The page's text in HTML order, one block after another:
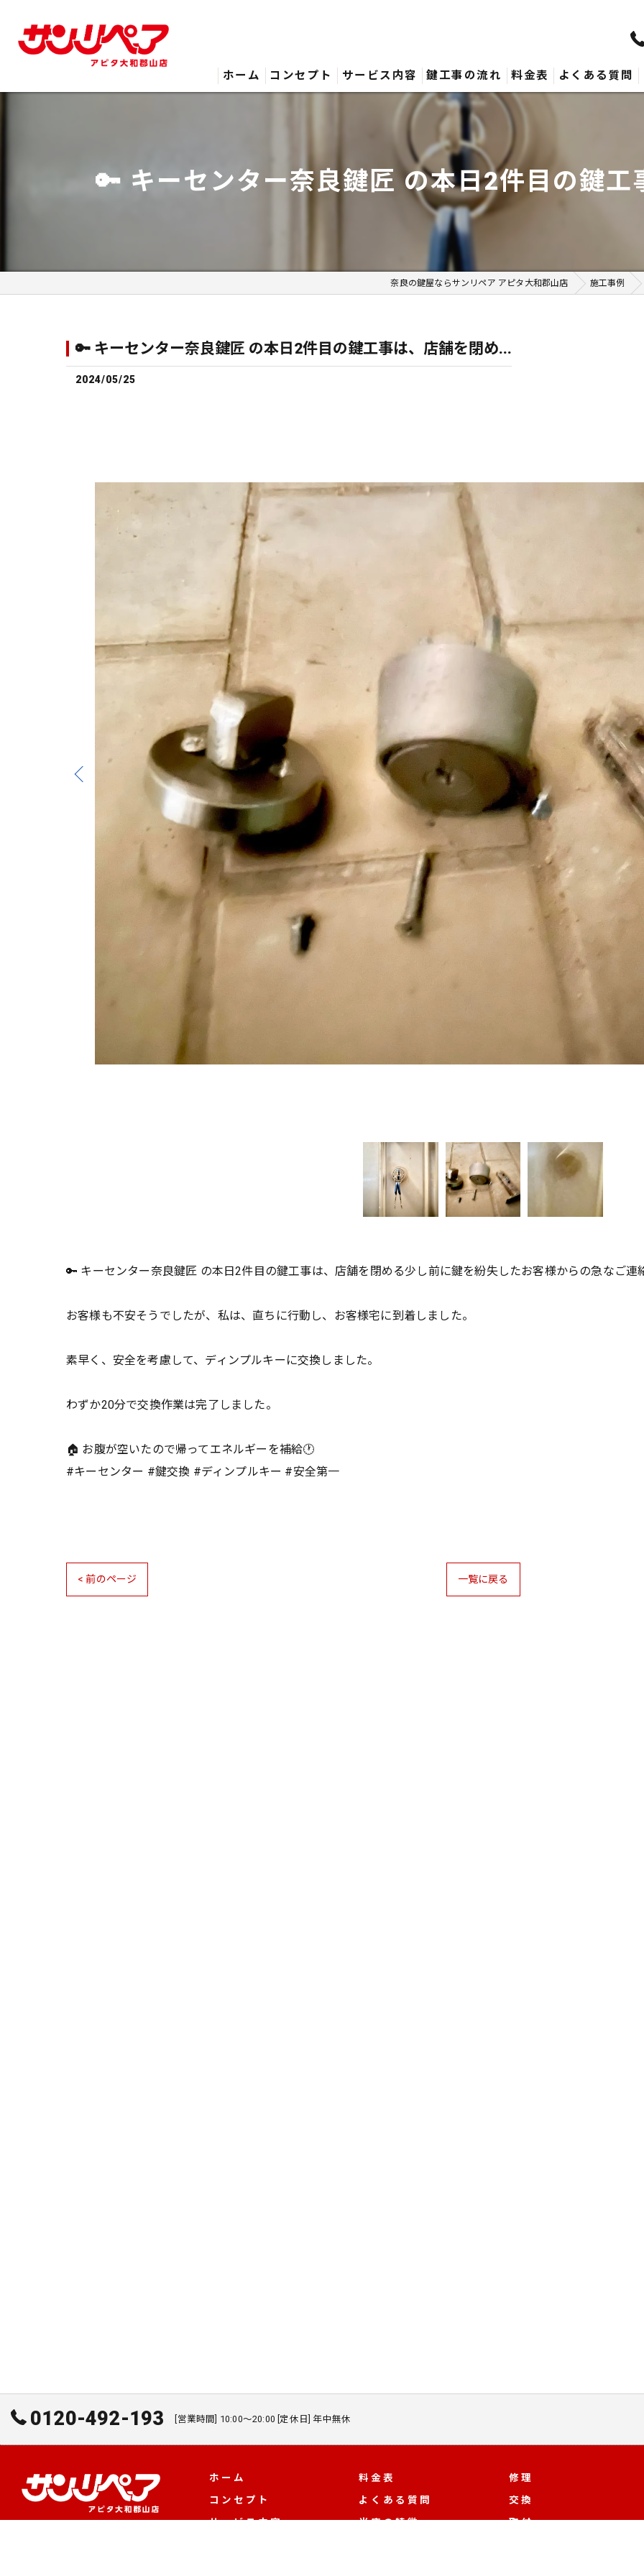
ホーム コンセプト サービス内容 鍵工事の流れ 料金表 よくある質問
🔑 キーセンター奈良鍵匠 の本日2件目の鍵工
奈良の鍵屋ならサンリペア アピタ大和郡山店 施工事例
🔑 キーセンター奈良鍵匠 の本日2件目の鍵工事は、店舗を閉め...
2024/05/25
🔑 キーセンター奈良鍵匠 の本日2件目の鍵工事は、店舗を閉める少し前に鍵を紛失したお客様からの急なご連
お客様も不安そうでしたが、私は、直ちに行動し、お客様宅に到着しました。
素早く、安全を考慮して、ディンプルキーに交換しました。
わずか20分で交換作業は完了しました。
🏠 お腹が空いたので帰ってエネルギーを補給🕐
#キーセンター #鍵交換 #ディンプルキー #安全第一
< 前のページ 一覧に戻る
0120-492-193 [営業時間] 10:00～20:00 [定休日] 年中無休
ホーム
コンセプト
サービス内容
料金表
よくある質問
当店の特徴
修理
交換
取付